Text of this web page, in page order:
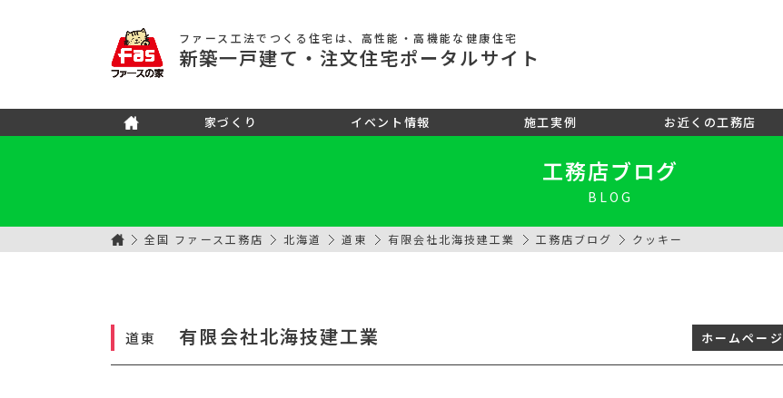
ファース工法でつくる住宅 は、高性能・高機能な健康住宅
新築一戸建て ・注文住宅ポータルサイト
家づくり イベント情報 施工実例 お近くの工務店
工務店ブログ
BLOG
全国 ファース工務店 北海道 道東 有限会社北海技建工業 工務店ブログ クッキー
道東 有限会社北海技建工業 ホームページ